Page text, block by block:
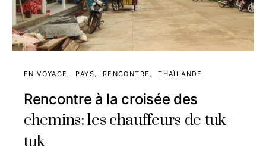
EN VOYAGE PAYS RENCONTRE THAÏLANDE
Rencontre à la croisée des
chemins: les chauffeurs de tuk-
tuk